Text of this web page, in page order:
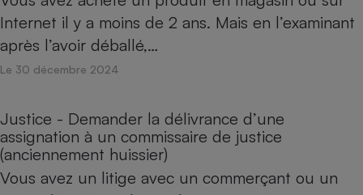
Internet il y a moins de 2 ans. Mais en l’examinant
après l’avoir déballé,…
Le 30 décembre 2024
Justice - Demander la délivrance d’une
assignation à un commissaire de justice
(anciennement huissier)
Vous avez un litige avec un commerçant ou un